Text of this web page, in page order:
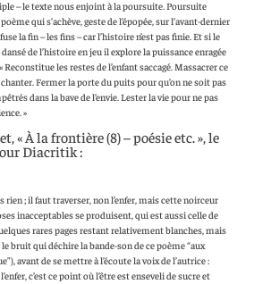
– le texte nous enjoint à la poursuite. Poursuite
qui s’achève, geste de l’épopée, sur l’avant-dernier
la fin – les fins – car l’histoire n’est pas finie. Et si le
de l’histoire en jeu il explore la puissance enragée
Reconstitue les restes de l’enfant saccagé. Massacrer ce
Fermer la porte du puits pour qu’on ne soit pas
dans la bave de l’envie. Lester la vie pour ne pas
»
« À la frontière (8) – poésie etc. », le
Diacritik :
rien ; il faut traverser, non l’enfer, mais cette noirceur
inacceptables se produisent, qui est aussi celle de
rares pages restant relativement blanches, mais
bruit qui déchire la bande-son de ce poème “aux
avant de se mettre à l’écoute la voix de l’autrice :
c’est ce point où l’être est enseveli de sucre et